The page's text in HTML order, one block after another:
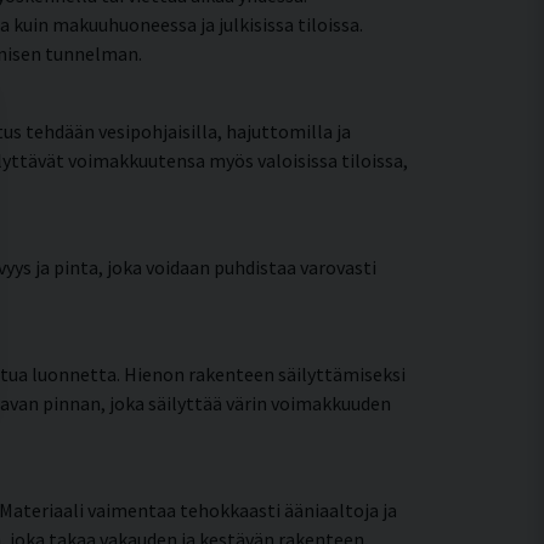
makuuhuoneessa ja julkisissa tiloissa.
tunnelman.
tehdään vesipohjaisilla, hajuttomilla ja
voimakkuutensa myös valoisissa tiloissa,
ja pinta, joka voidaan puhdistaa varovasti
luonnetta. Hienon rakenteen säilyttämiseksi
pinnan, joka säilyttää värin voimakkuuden
vaimentaa tehokkaasti ääniaaltoja ja
takaa vakauden ja kestävän rakenteen.